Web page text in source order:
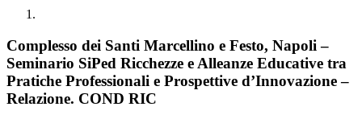
Complesso dei Santi Marcellino e Festo, Napoli –
Seminario SiPed Ricchezze e Alleanze Educative tra
Pratiche Professionali e Prospettive d’Innovazione –
Relazione. COND RIC